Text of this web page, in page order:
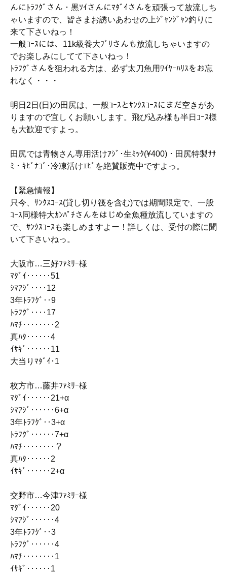
んにﾄﾗﾌｸﾞさん・黒ｿｲさんにﾏﾀﾞｲさんを頑張って放流しち
ゃいますので、皆さまお誘いあわせの上ｼﾞｬﾝｼﾞｬﾝ釣りに
来て下さいねっ！
一般ｺｰｽには、11k級養大ﾌﾞﾘさんも放流しちゃいますの
でお楽しみにしてて下さいねっ！
ﾄﾗﾌｸﾞさんを狙われる方は、必ず太刀魚用ﾜｲﾔｰﾊﾘｽをお忘
れなく・・・
明日2日(日)の田尻は、一般ｺｰｽとｻﾝｸｽｺｰｽにまだ空きがあ
りますので宜しくお願いします。飛び込み様も半日ｺｰｽ様
も大歓迎ですよっ。
田尻では青物さん専用活けｱｼﾞ･生ﾐｯｸ(¥400)・田尻特製ｻｻ
ﾐ・ｷﾋﾞﾅｺﾞ･冷凍活けｴﾋﾞを絶賛販売中ですよっ。
【緊急情報】
只今、ｻﾝｸｽｺｰｽ(貸し切り筏を含む)では期間限定で、一般
ｺｰｽ同様特大ｶﾝﾊﾟﾁさんをはじめ全魚種放流していますの
で、ｻﾝｸｽｺｰｽも楽しめますよー！詳しくは、受付の際に聞
いて下さいねっ。
大阪市…三好ﾌｧﾐﾘｰ様
ﾏﾀﾞｲ‥‥‥51
ｼﾏｱｼﾞ‥‥12
3年ﾄﾗﾌｸﾞ‥9
ﾄﾗﾌｸﾞ‥‥17
ﾊﾏﾁ‥‥‥‥2
真ﾊﾀ‥‥‥4
ｲｻｷﾞ‥‥‥11
大当りﾏﾀﾞｲ･1
枚方市…藤井ﾌｧﾐﾘｰ様
ﾏﾀﾞｲ‥‥‥21+α
ｼﾏｱｼﾞ‥‥‥6+α
3年ﾄﾗﾌｸﾞ‥3+α
ﾄﾗﾌｸﾞ‥‥‥7+α
ﾊﾏﾁ‥‥‥‥？
真ﾊﾀ‥‥‥2
ｲｻｷﾞ‥‥‥2+α
交野市…今津ﾌｧﾐﾘｰ様
ﾏﾀﾞｲ‥‥‥20
ｼﾏｱｼﾞ‥‥‥4
3年ﾄﾗﾌｸﾞ‥3
ﾄﾗﾌｸﾞ‥‥‥4
ﾊﾏﾁ‥‥‥‥1
ｲｻｷﾞ‥‥‥1